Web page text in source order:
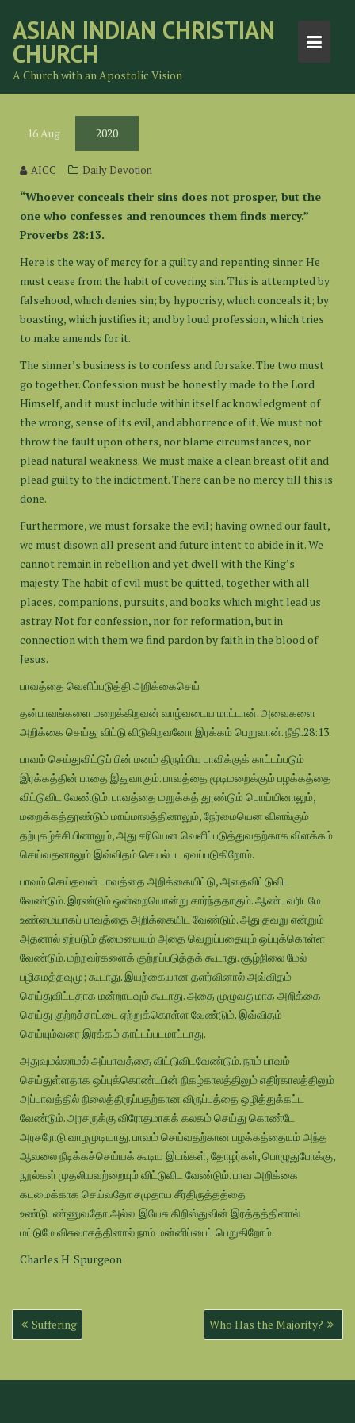
content
ASIAN INDIAN CHRISTIAN
CHURCH
A Church with an Apostolic Vision
16Aug 2020
AICC Daily Devotion
“Whoever conceals their sins does not prosper, but the
one who confesses and renounces them finds mercy.”
Proverbs 28:13.
Here is the way of mercy for a guilty and repenting sinner. He
must cease from the habit of covering sin. This is attempted by
falsehood, which denies sin; by hypocrisy, which conceals it; by
boasting, which justifies it; and by loud profession, which tries
to make amends for it.
The sinner’s business is to confess and forsake. The two must
go together. Confession must be honestly made to the Lord
Himself, and it must include within itself acknowledgment of
the wrong, sense of its evil, and abhorrence of it. We must not
throw the fault upon others, nor blame circumstances, nor
plead natural weakness. We must make a clean breast of it and
plead guilty to the indictment. There can be no mercy till this is
done.
Furthermore, we must forsake the evil; having owned our fault,
we must disown all present and future intent to abide in it. We
cannot remain in rebellion and yet dwell with the King’s
majesty. The habit of evil must be quitted, together with all
places, companions, pursuits, and books which might lead us
astray. Not for confession, nor for reformation, but in
connection with them we find pardon by faith in the blood of
Jesus.
பாவத்தை வெளிப்படுத்தி அறிக்கைசெய்
தன்பாவங்களை மறைக்கிறவன் வாழ்வடைய மாட்டான். அவைகளை
அறிக்கை செய்து விட்டு விடுகிறவனோ இரக்கம் பெறுவான். நீதி.28:13.
பாவம் செய்துவிட்டுப் பின் மனம் திரும்பிய பாவிக்குக் காட்டப்படும்
இரக்கத்தின் பாதை இதுவாகும். பாவத்தை மூடிமறைக்கும் பழக்கத்தை
விட்டுவிட வேண்டும். பாவத்தை மறுக்கத் தூண்டும் பொய்யினாலும்,
மறைக்கத்தூண்டும் மாய்மாலத்தினாலும், நேர்மையென விளங்கும்
தற்புகழ்ச்சியினாலும், அது சரியென வெளிப்படுத்துவதற்காக விளக்கம்
செய்வதனாலும் இவ்விதம் செயல்பட ஏவப்படுகிறோம்.
பாவம் செய்தவன் பாவத்தை அறிக்கையிட்டு, அதைவிட்டுவிட
வேண்டும். இரண்டும் ஒன்றையொன்று சார்ந்ததாகும். ஆண்டவரிடமே
உண்மையாகப் பாவத்தை அறிக்கையிட வேண்டும். அது தவறு என்றும்
அதனால் ஏற்படும் தீமையையும் அதை வெறுப்பதையும் ஒப்புக்கொள்ள
வேண்டும். மற்றவர்களைக் குற்றப்படுத்தக் கூடாது. சூழ்நிலை மேல்
பழிசுமத்தவுமு; கூடாது. இயற்கையான தளர்வினால் அவ்விதம்
செய்துவிட்டதாக மன்றாடவும் கூடாது. அதை முழுவதுமாக அறிக்கை
செய்து குற்றச்சாட்டை ஏற்றுக்கொள்ள வேண்டும். இவ்விதம்
செய்யும்வரை இரக்கம் காட்டப்படமாட்டாது.
அதுவுமல்லாமல் அப்பாவத்தை விட்டுவிடவேண்டும். நாம் பாவம்
செய்துள்ளதாக ஒப்புக்கொண்டபின் நிகழ்காலத்திலும் எதிர்காலத்திலும்
அப்பாவத்தில் நிலைத்திருப்பதற்கான விருப்பத்தை ஒழித்துக்கட்ட
வேண்டும். அரசருக்கு விரோதமாகக் கலகம் செய்து கொண்டே
அரசரோடு வாழமுடியாது. பாவம் செய்வதற்கான பழக்கத்தையும் அந்த
ஆவலை நீடிக்கச்செய்யக் கூடிய இடங்கள், தோழர்கள், பொழுதுபோக்கு,
நூல்கள் முதலியவற்றையும் விட்டுவிட வேண்டும். பாவ அறிக்கை
கடமைக்காக செய்வதோ சமுதாய சீர்திருத்தத்தை
உண்டுபண்ணுவதோ அல்ல. இயேசு கிறிஸ்துவின் இரத்தத்தினால்
மட்டுமே விசுவாசத்தினால் நாம் மன்னிப்பைப் பெறுகிறோம்.
Charles H. Spurgeon
Post
navigation
Suffering Who Has the Majority?